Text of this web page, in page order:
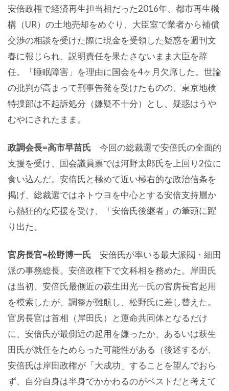
安倍政権で経済再生担当相だった2016年、都市再生機
構（UR）の土地売却をめぐり、大臣室で業者から補償
交渉の相談を受けた際に現金を受領した疑惑を週刊文
春に報じられ、説明責任を果たさないまま大臣を辞
任。「睡眠障害」を理由に国会を4ヶ月欠席した。世論
の批判が高まって刑事告発を受けたものの、東京地検
特捜部は不起訴処分（嫌疑不十分）とし、疑惑はうや
むやにされたまま。
政調会長=高市早苗氏 今回の総裁選で安倍氏の全面的
支援を受け、国会議員票では河野太郎氏を上回り2位に
食い込んだ。安倍氏と極めて近い極右的な政治信条を
掲げ、総裁選ではネトウヨを中心とする安倍支持層か
ら熱狂的な応援を受け、「安倍氏後継者」の筆頭に躍
り出た。
官房長官=松野博一氏 安倍氏が率いる最大派閥・細田
派の事務総長。安倍政権下で文科相を務めた。岸田氏
は当初、安倍氏最側近の萩生田光一氏の官房長官起用
を模索したが、調整が難航し、松野氏に差し替えた。
官房長官は首相（岸田氏）と運命共同体となるだけ
に、安倍氏が最側近の起用を嫌ったか、あるいは萩生
田氏が就任をためらった可能性がある（後述するが、
安倍氏は岸田政権が「大成功」することを望んでおら
ず、自分自身は半身でかかわるのがベストだと考えて